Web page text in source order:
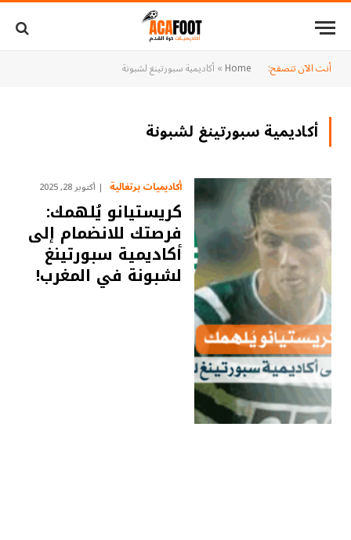
أنت الآن تتصفح: Home
» أكاديمية سبورتينغ لشبونة
أكاديمية سبورتينغ لشبونة
أكاديميات برتغالية أكتوبر 28, 2025
كريستيانو يُلهمك:
فرصتك للانضمام إلى
أكاديمية سبورتينغ
لشبونة في المغرب!